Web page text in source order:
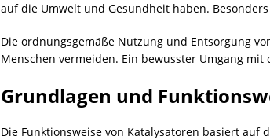
auf die Umwelt und Gesundheit haben.
Die ordnungsgemäße Nutzung und Entsorgung
Menschen vermeiden. Ein bewusster Umgang
Grundlagen und
Die Funktionsweise von Katalysatoren basiert